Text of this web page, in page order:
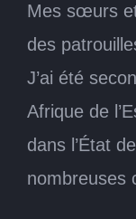
Mes sœurs
des
J’ai été
Afrique de
dans l’État
nombreuses